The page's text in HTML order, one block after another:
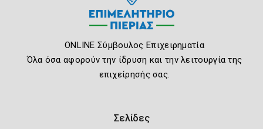
ONLINE Σύμβουλος Επιχειρηματία
Όλα όσα αφορούν την ίδρυση και την λειτουργία της
επιχείρησής σας.
Σελίδες